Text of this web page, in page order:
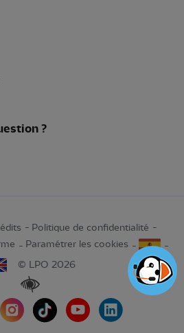
?
Politique de confidentialité
Paramétrer les cookies
© LPO 2026
Renforcer les contrastes